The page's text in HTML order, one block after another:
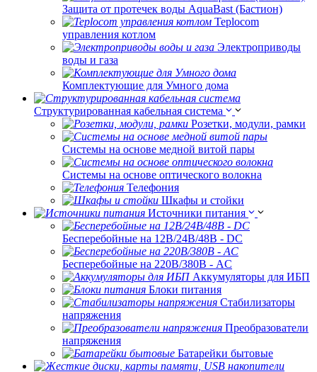
Защита от протечек воды AquaBast (Бастион)
Teplocom
управления котлом
Электроприводы
воды и газа
Комплектующие для Умного дома
Структурированная кабельная система
Розетки, модули, рамки
Системы на основе медной витой пары
Системы на основе оптического волокна
Телефония
Шкафы и стойки
Источники питания
Бесперебойные на 12В/24В/48В - DC
Бесперебойные на 220В/380В - AC
Аккумуляторы для ИБП
Блоки питания
Стабилизаторы
напряжения
Преобразователи
напряжения
Батарейки бытовые